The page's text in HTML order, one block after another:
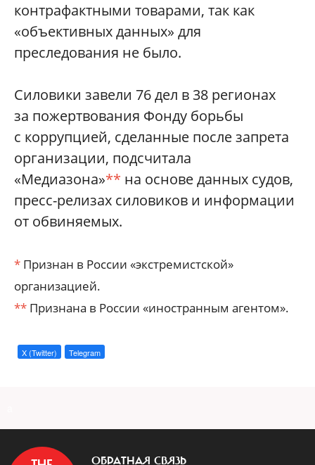
контрафактными товарами, так как
«объективных данных» для
преследования не было.
Силовики завели 76 дел в 38 регионах
за пожертвования Фонду борьбы
с коррупцией, сделанные после запрета
организации, подсчитала
«Медиазона»** на основе данных судов,
пресс-релизах силовиков и информации
от обвиняемых.
* Признан в России «экстремистской»
организацией.
** Признана в России «иностранным агентом».
X (Twitter) Telegram
ОБРАТНАЯ СВЯЗЬ